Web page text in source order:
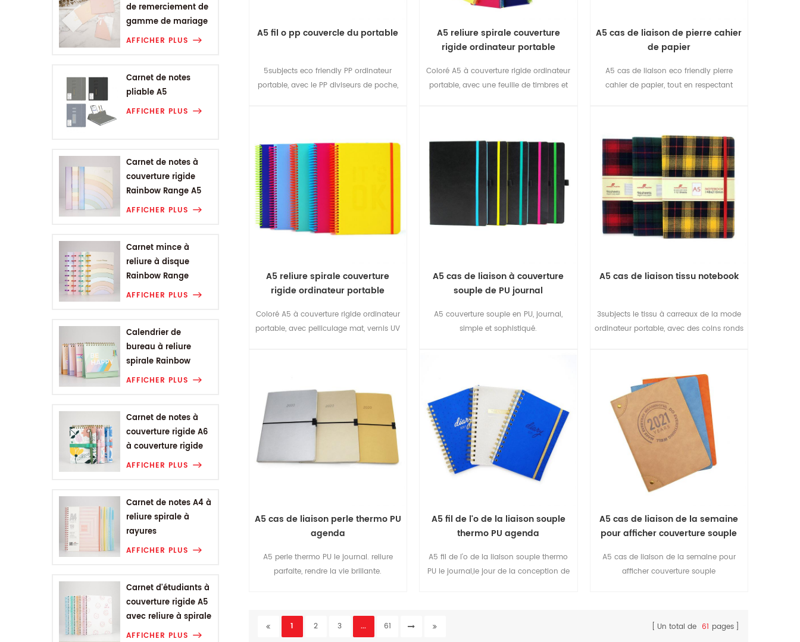
de remerciement de
gamme de mariage
AFFICHER PLUS
Carnet de notes
pliable A5
AFFICHER PLUS
Carnet de notes à
couverture rigide
Rainbow Range A5
AFFICHER PLUS
Carnet mince à
reliure à disque
Rainbow Range
AFFICHER PLUS
Calendrier de
bureau à reliure
spirale Rainbow
Range
AFFICHER PLUS
Carnet de notes à
couverture rigide A6
à couverture rigide
de la gamme de
AFFICHER PLUS
Carnet de notes A4 à
reliure spirale à
rayures
géométriques
AFFICHER PLUS
Carnet d'étudiants à
couverture rigide A5
avec reliure à spirale
Smiling Range
AFFICHER PLUS
A5 fil o pp couvercle du portable
5subjects eco friendly PP ordinateur
portable, avec le PP diviseurs de poche,
A5 reliure spirale couverture
rigide ordinateur portable
Coloré A5 à couverture rigide ordinateur
portable, avec une feuille de timbres et
A5 cas de liaison de pierre cahier
de papier
A5 cas de liaison eco friendly pierre
cahier de papier, tout en respectant
A5 reliure spirale couverture
rigide ordinateur portable
Coloré A5 à couverture rigide ordinateur
portable, avec pelliculage mat, vernis UV
A5 cas de liaison à couverture
souple de PU journal
A5 couverture souple en PU, journal,
simple et sophistiqué.
A5 cas de liaison tissu notebook
3subjects le tissu à carreaux de la mode
ordinateur portable, avec des coins ronds
A5 cas de liaison perle thermo PU
agenda
A5 perle thermo PU le journal. reliure
parfaite, rendre la vie brillante.
A5 fil de l'o de la liaison souple
thermo PU agenda
A5 fil de l'o de la liaison souple thermo
PU le journal,le jour de la conception de
A5 cas de liaison de la semaine
pour afficher couverture souple
A5 cas de liaison de la semaine pour
afficher couverture souple
planifier votre travail hebdomadaire
1 2 3 ... 61 Un total de 61 pages